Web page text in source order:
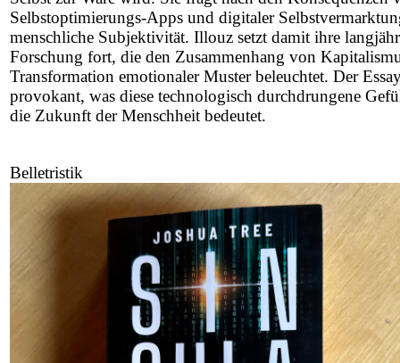
Selbstoptimierungs-Apps und digitaler
menschliche Subjektivität. Illouz setzt damit ihre
Forschung fort, die den Zusammenhang von
Transformation emotionaler Muster beleuchtet. Der
provokant, was diese technologisch durchdrungene
die Zukunft der Menschheit bedeutet.
Belletristik